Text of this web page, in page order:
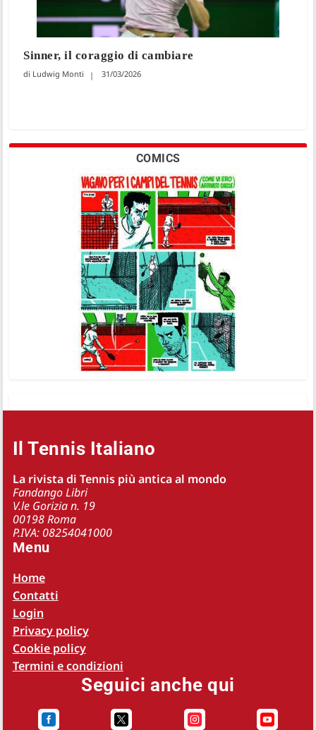
Sinner, il coraggio di cambiare
Ludwig Monti 31/03/2026
COMICS
Il Tennis Italiano
La rivista di Tennis più antica al mondo
Fandango Libri
V.le Gorizia n. 19
00198 Roma
P.IVA: 08254041000
Menu
Home
Contatti
Login
Privacy policy
Cookie policy
Termini e condizioni
Seguici anche qui
   